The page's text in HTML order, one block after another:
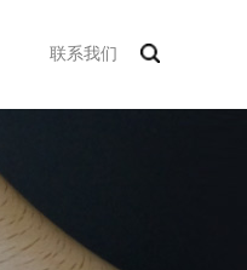
联系我们